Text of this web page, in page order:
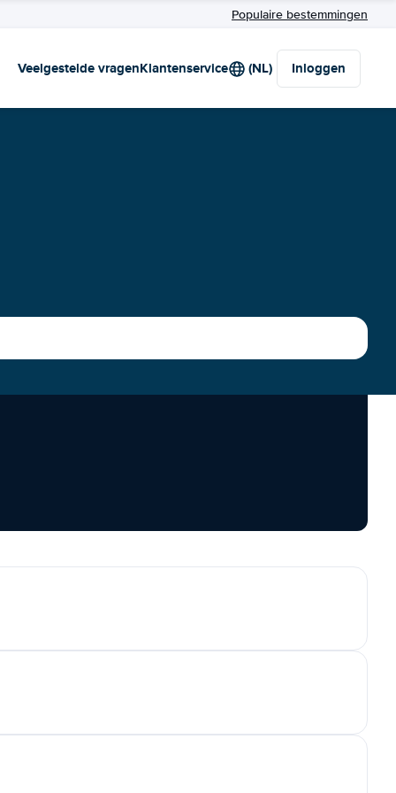
Populaire bestemmingen
Veelgestelde vragenKlantenservice (NL) Inloggen